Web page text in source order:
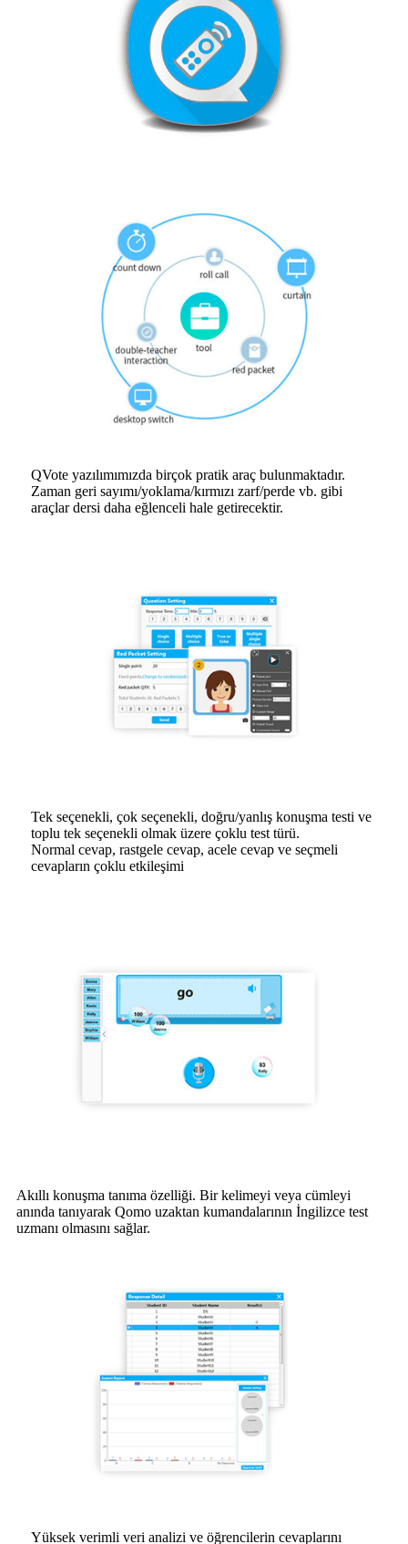
QVote yazılımımızda birçok pratik araç bulunmaktadır.
Zaman geri sayımı/yoklama/kırmızı zarf/perde vb. gibi
araçlar dersi daha eğlenceli hale getirecektir.
Tek seçenekli, çok seçenekli, doğru/yanlış konuşma testi ve
toplu tek seçenekli olmak üzere çoklu test türü.
Normal cevap, rastgele cevap, acele cevap ve seçmeli
cevapların çoklu etkileşimi
Akıllı konuşma tanıma özelliği. Bir kelimeyi veya cümleyi
anında tanıyarak Qomo uzaktan kumandalarının İngilizce test
uzmanı olmasını sağlar.
Yüksek verimli veri analizi ve öğrencilerin cevaplarını